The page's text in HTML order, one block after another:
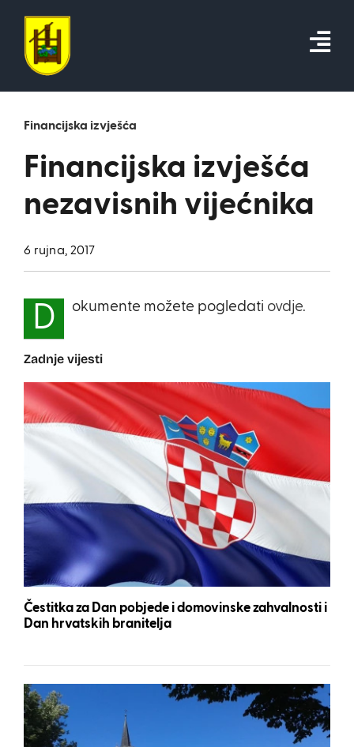
content
Financijska izvješća
Financijska izvješća
nezavisnih vijećnika
6 rujna, 2017
D okumente možete pogledati ovdje.
Zadnje vijesti
Čestitka za Dan pobjede i domovinske zahvalnosti i
Dan hrvatskih branitelja